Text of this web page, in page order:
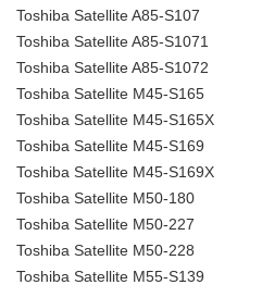
Toshiba Satellite A85-S107
Toshiba Satellite A85-S1071
Toshiba Satellite A85-S1072
Toshiba Satellite M45-S165
Toshiba Satellite M45-S165X
Toshiba Satellite M45-S169
Toshiba Satellite M45-S169X
Toshiba Satellite M50-180
Toshiba Satellite M50-227
Toshiba Satellite M50-228
Toshiba Satellite M55-S139